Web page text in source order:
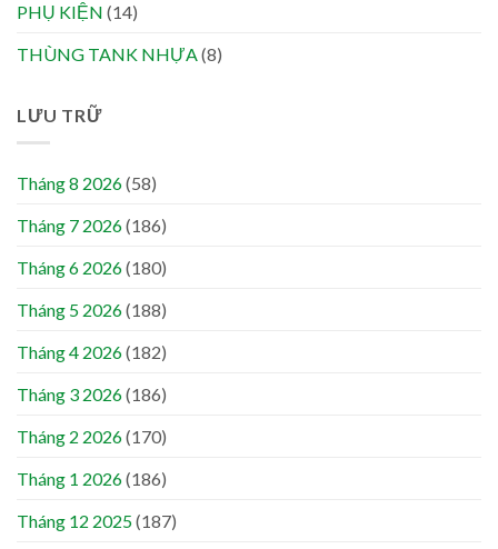
PHỤ KIỆN (14)
THÙNG TANK NHỰA(8)
LƯU TRỮ
Tháng 8 2026(58)
Tháng 7 2026(186)
Tháng 6 2026(180)
Tháng 5 2026(188)
Tháng 4 2026(182)
Tháng 3 2026(186)
Tháng 2 2026(170)
Tháng 1 2026(186)
Tháng 12 2025(187)